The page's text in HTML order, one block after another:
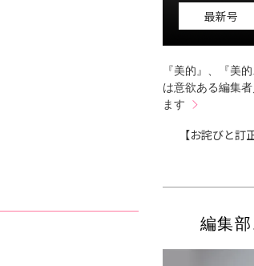
最新号
『美的』、『美
は意欲ある編集
ます
【お詫びと訂
編集